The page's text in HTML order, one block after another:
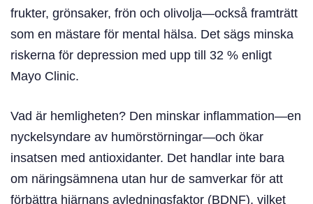
frukter, grönsaker, frön och olivolja—också framträtt
som en mästare för mental hälsa. Det sägs minska
riskerna för depression med upp till 32 % enligt
Mayo Clinic.
Vad är hemligheten? Den minskar inflammation—en
nyckelsyndare av humörstörningar—och ökar
insatsen med antioxidanter. Det handlar inte bara
om näringsämnena utan hur de samverkar för att
förbättra hjärnans avledningsfaktor (BDNF), vilket